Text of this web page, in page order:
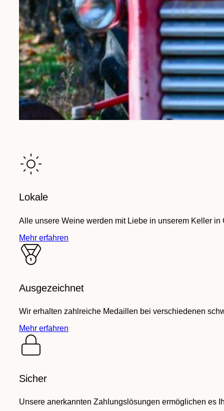
Lokale
Alle unsere Weine werden mit Liebe in unserem Keller
Mehr erfahren
Ausgezeichnet
Wir erhalten zahlreiche Medaillen bei verschiedenen
Mehr erfahren
Sicher
Unsere anerkannten Zahlungslösungen ermöglichen es